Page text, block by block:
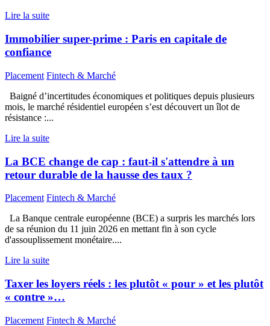
Lire la suite
Immobilier super-prime : Paris en capitale de
confiance
Placement Fintech & Marché
Baigné d’incertitudes économiques et politiques depuis plusieurs
mois, le marché résidentiel européen s’est découvert un îlot de
résistance :...
Lire la suite
La BCE change de cap : faut-il s'attendre à un
retour durable de la hausse des taux ?
Placement Fintech & Marché
La Banque centrale européenne (BCE) a surpris les marchés lors
de sa réunion du 11 juin 2026 en mettant fin à son cycle
d'assouplissement monétaire....
Lire la suite
Taxer les loyers réels : les plutôt « pour » et les plutôt
« contre »…
Placement Fintech & Marché